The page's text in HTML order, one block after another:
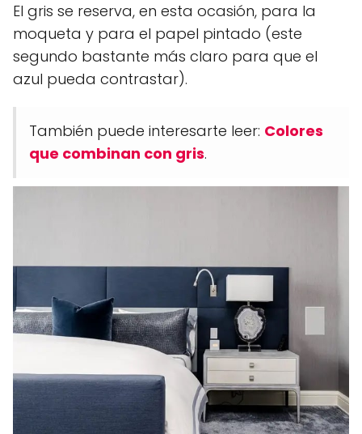
El gris se reserva, en esta ocasión, para la
moqueta y para el papel pintado (este
segundo bastante más claro para que el
azul pueda contrastar).
También puede interesarte leer: Colores
que combinan con gris.